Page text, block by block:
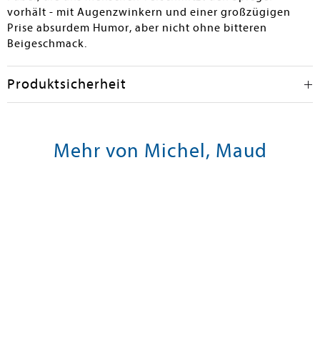
vorhält - mit Augenzwinkern und einer großzügigen
Prise absurdem Humor, aber nicht ohne bitteren
Beigeschmack.
Produktsicherheit
Mehr von Michel, Maud